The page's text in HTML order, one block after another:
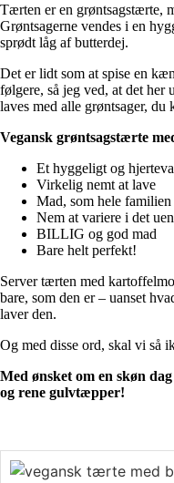
Tærten er en grøntsagstærte,
Grøntsagerne vendes i en
sprødt låg af butterdej.
Det er lidt som at spise en
følgere, så jeg ved, at det her
laves med alle grøntsager,
Vegansk grøntsagstærte
Et hyggeligt og
Virkelig nemt at lave
Mad, som hele
Nem at variere i det
BILLIG og god mad
Bare helt perfekt!
Server tærten med
bare, som den er – uanset
laver den.
Og med disse ord, skal vi så
Med ønsket om en skøn
og rene gulvtæpper!